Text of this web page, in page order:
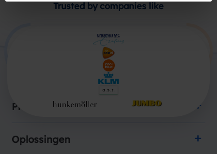
Trusted by companies like
Producten
Oplossingen